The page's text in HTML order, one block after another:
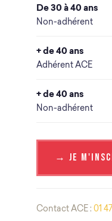
De 30 à 40 ans
Non-adhérent
+ de 40 ans
Adhérent ACE
+ de 40 ans
Non-adhérent
→ Je
Contact ACE : 01